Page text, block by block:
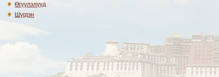
Өгүүлэлүүд
Шүгдэн